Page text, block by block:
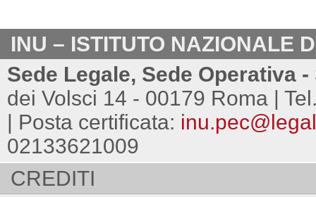
INU – ISTITUTO NAZIONALE
Sede Legale, Sede Operativa
dei Volsci 14 - 00179 Roma |
| Posta certificata:
02133621009
CREDITI